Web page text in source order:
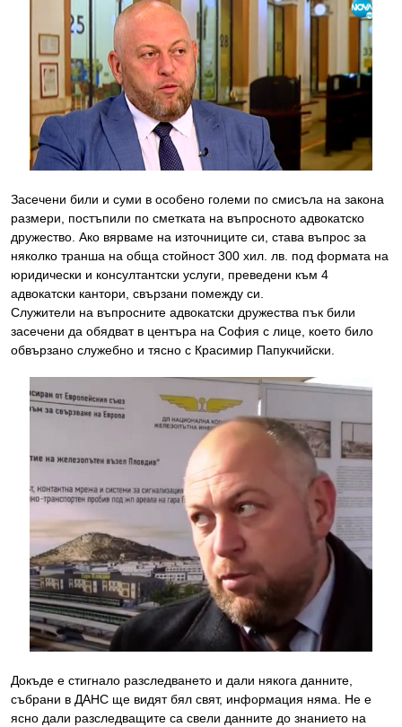
Засечени били и суми в особено големи по смисъла на закона
размери, постъпили по сметката на въпросното адвокатско
дружество. Ако вярваме на източниците си, става въпрос за
няколко транша на обща стойност 300 хил. лв. под формата на
юридически и консултантски услуги, преведени към 4
адвокатски кантори, свързани помежду си.
Служители на въпросните адвокатски дружества пък били
засечени да обядват в центъра на София с лице, което било
обвързано служебно и тясно с Красимир Папукчийски.
Докъде е стигнало разследването и дали някога данните,
събрани в ДАНС ще видят бял свят, информация няма. Не е
ясно дали разследващите са свели данните до знанието на